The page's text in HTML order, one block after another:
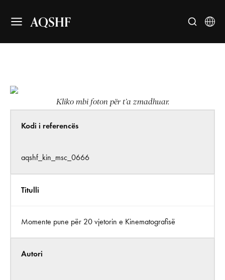
AQSHF
Kliko mbi foton për t’a zmadhuar.
Kodi i referencës
aqshf_kin_msc_0666
Titulli
Momente pune për 20 vjetorin e Kinematografisë
Autori